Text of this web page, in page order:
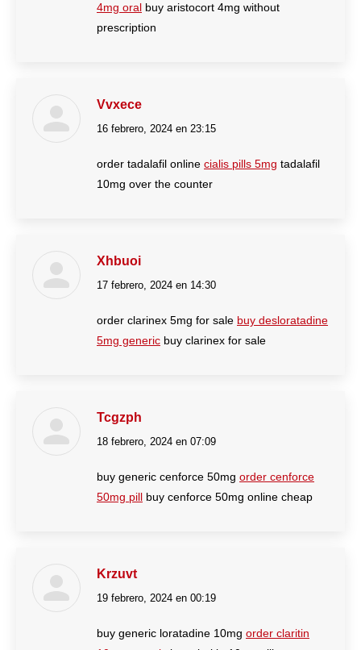
4mg oral buy aristocort 4mg without
prescription
Vvxece
dice:
16 febrero, 2024 en 23:15
order tadalafil online cialis pills 5mg tadalafil
10mg over the counter
Xhbuoi
dice:
17 febrero, 2024 en 14:30
order clarinex 5mg for sale buy desloratadine
5mg generic buy clarinex for sale
Tcgzph
dice:
18 febrero, 2024 en 07:09
buy generic cenforce 50mg order cenforce
50mg pill buy cenforce 50mg online cheap
Krzuvt
dice:
19 febrero, 2024 en 00:19
buy generic loratadine 10mg order claritin